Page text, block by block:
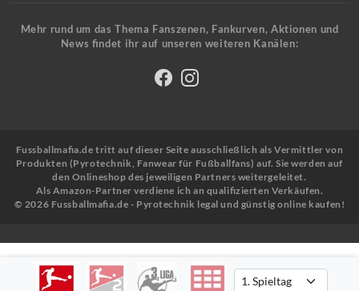
Mehr rund um das Thema Fanszenen, Fankurven, Aktionen und
News findet ihr auf unseren weiteren Kanälen:
Fussballmafia.de tritt auf dieser Seite ausschließlich als Vermittler von
Produkten (Pyrotechnik, Fanwear für Fußballfans) auf. Sie werden auf
den Onlineshop des jeweiligen Partners weitergeleitet.
Als Amazon-Partner verdiene ich an qualifizierten Verkäufen.
© 2026 Fussballmafia.de - Pyrotechnik legal und günstig online kaufen!